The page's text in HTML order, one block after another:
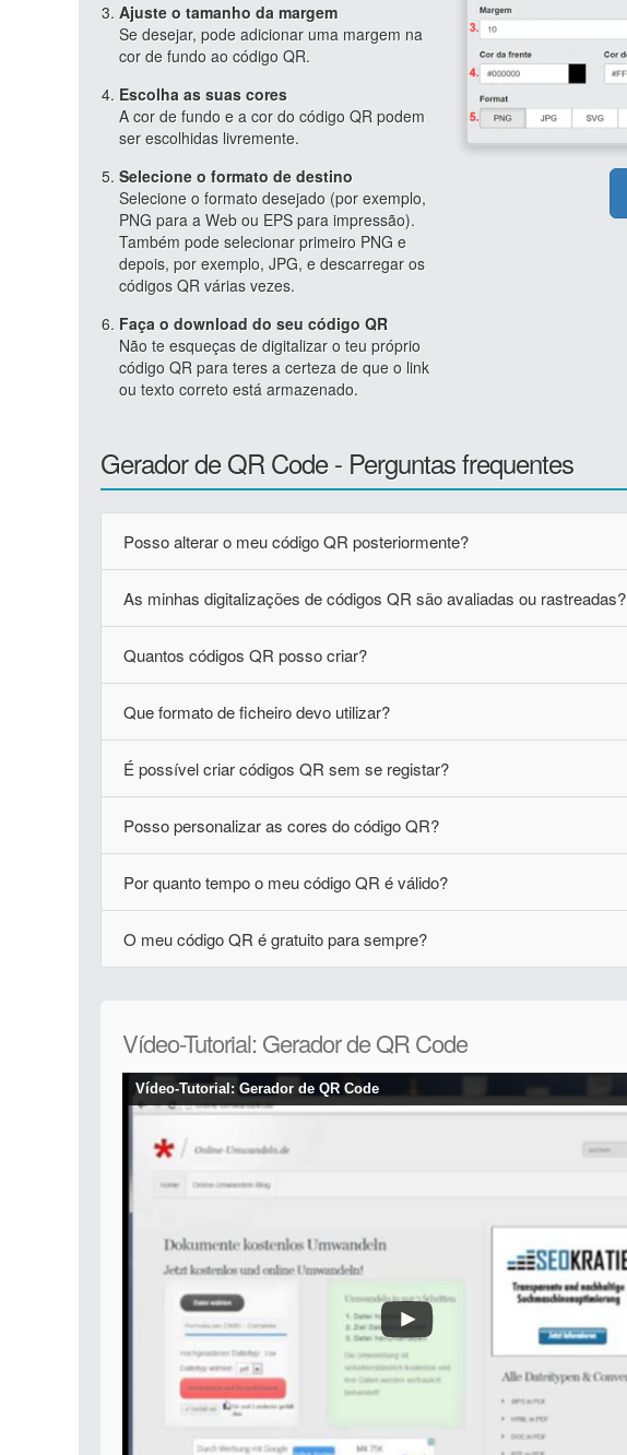
Ajuste o tamanho da margem
Se desejar, pode adicionar uma margem na
cor de fundo ao código QR.
Escolha as suas cores
A cor de fundo e a cor do código QR podem
ser escolhidas livremente.
Selecione o formato de destino
Selecione o formato desejado (por exemplo,
PNG para a Web ou EPS para impressão).
Também pode selecionar primeiro PNG e
depois, por exemplo, JPG, e descarregar os
códigos QR várias vezes.
Faça o download do seu código QR
Não te esqueças de digitalizar o teu próprio
código QR para teres a certeza de que o link
ou texto correto está armazenado.
Gerador de QR Code - Perguntas frequentes
Posso alterar o meu código QR posteriormente?
As minhas digitalizações de códigos QR são avaliadas ou rastreadas?
Quantos códigos QR posso criar?
Que formato de ficheiro devo utilizar?
É possível criar códigos QR sem se registar?
Posso personalizar as cores do código QR?
Por quanto tempo o meu código QR é válido?
O meu código QR é gratuito para sempre?
Vídeo-Tutorial: Gerador de QR Code
Vídeo-Tutorial: Gerador de QR Code